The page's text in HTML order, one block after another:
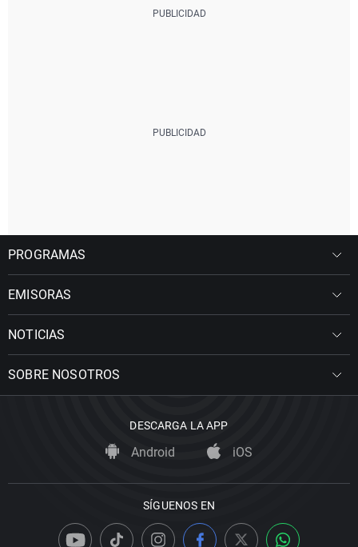
PROGRAMAS
EMISORAS
NOTICIAS
SOBRE NOSOTROS
DESCARGA LA APP
Android iOS
SÍGUENOS EN